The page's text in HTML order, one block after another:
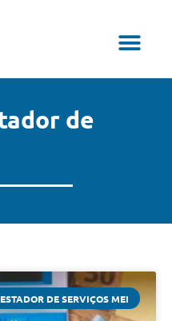
de
DE SERVIÇOS MEI